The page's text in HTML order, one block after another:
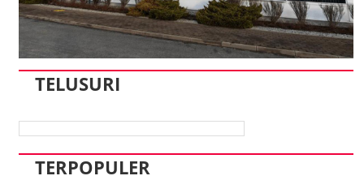
TELUSURI
TERPOPULER